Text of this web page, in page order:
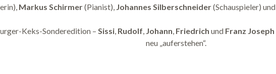
Markus Schirmer(Pianist), Johannes Silberschneider(Schauspieler) und
Keks-Sonderedition – Sissi, Rudolf, Johann, Friedrich und Franz Joseph
neu „auferstehen“.